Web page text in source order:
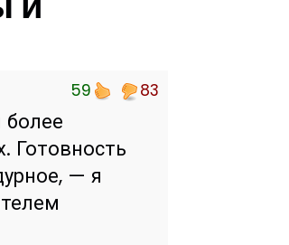
59 83
Готовность
— я